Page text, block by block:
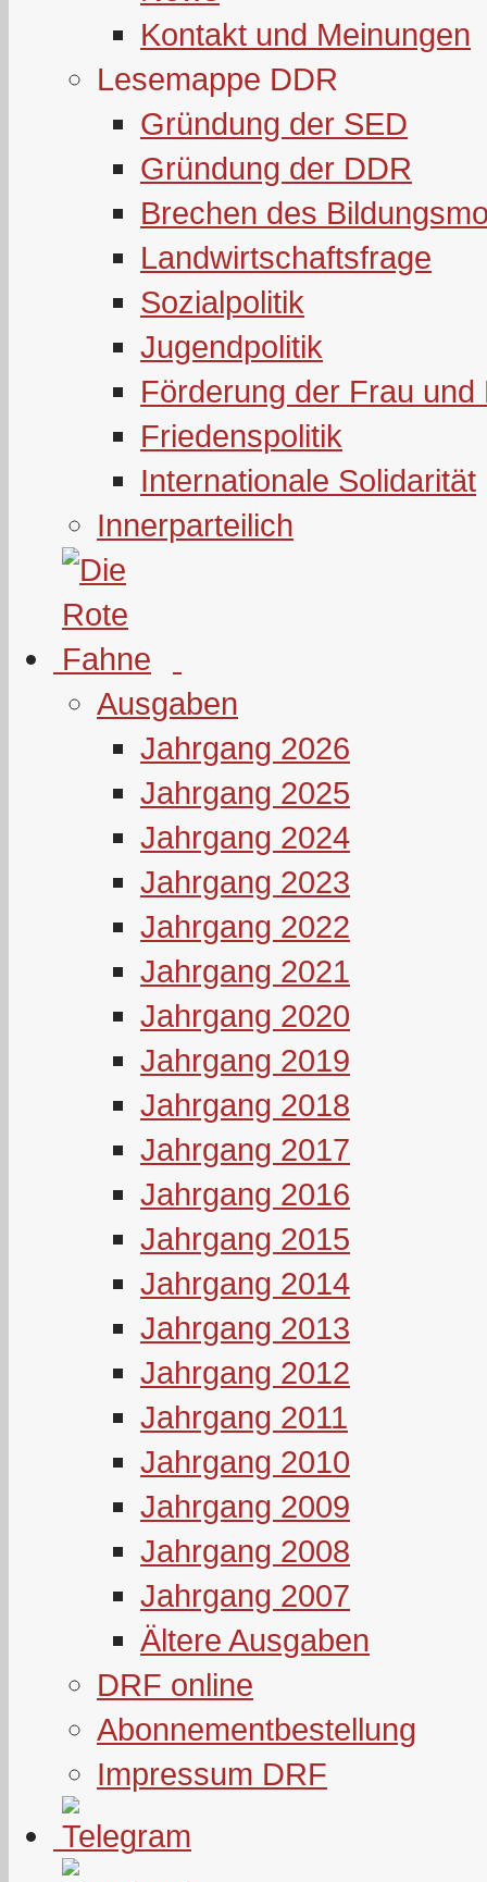
Kontakt und Meinungen
Lesemappe DDR
Gründung der SED
Gründung der DDR
Brechen des
Landwirtschaftsfrage
Sozialpolitik
Jugendpolitik
Förderung der Frau und
Friedenspolitik
Internationale Solidarität
Innerparteilich
Ausgaben
Jahrgang 2026
Jahrgang 2025
Jahrgang 2024
Jahrgang 2023
Jahrgang 2022
Jahrgang 2021
Jahrgang 2020
Jahrgang 2019
Jahrgang 2018
Jahrgang 2017
Jahrgang 2016
Jahrgang 2015
Jahrgang 2014
Jahrgang 2013
Jahrgang 2012
Jahrgang 2011
Jahrgang 2010
Jahrgang 2009
Jahrgang 2008
Jahrgang 2007
Ältere Ausgaben
DRF online
Abonnementbestellung
Impressum DRF